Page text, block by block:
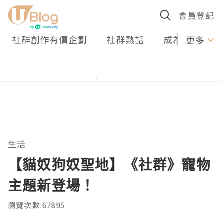
會員登記
社群創作有價企劃 社群熱話 成為U更多
生活
【貓奴狗奴聖地】《社群》寵物
主題新登場！
瀏覽次數:67895